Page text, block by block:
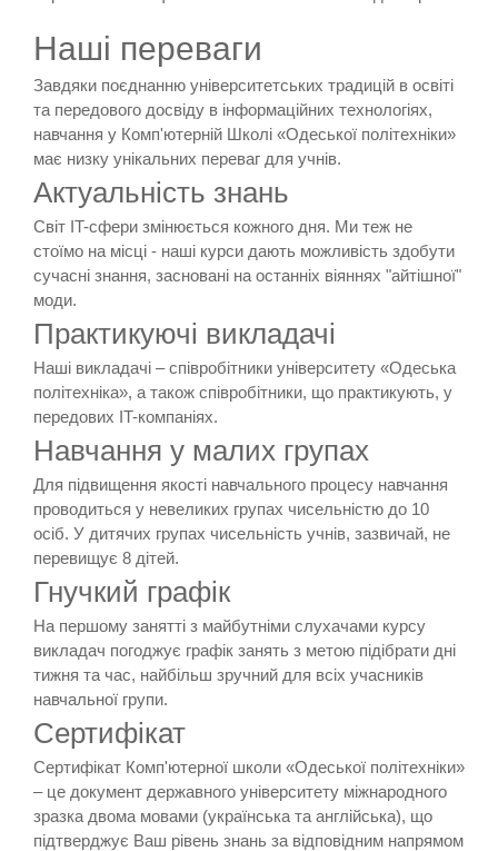
Наші переваги
Завдяки поєднанню університетських традицій в освіті
та передового досвіду в інформаційних технологіях,
навчання у Комп'ютерній Школі «Одеської політехніки»
має низку унікальних переваг для учнів.
Актуальність знань
Світ IT-сфери змінюється кожного дня. Ми теж не
стоїмо на місці - наші курси дають можливість здобути
сучасні знання, засновані на останніх віяннях "айтішної"
моди.
Практикуючі викладачі
Наші викладачі – співробітники університету «Одеська
політехніка», а також співробітники, що практикують, у
передових IT-компаніях.
Навчання у малих групах
Для підвищення якості навчального процесу навчання
проводиться у невеликих групах чисельністю до 10
осіб. У дитячих групах чисельність учнів, зазвичай, не
перевищує 8 дітей.
Гнучкий графік
На першому занятті з майбутніми слухачами курсу
викладач погоджує графік занять з метою підібрати дні
тижня та час, найбільш зручний для всіх учасників
навчальної групи.
Сертифікат
Сертифікат Комп'ютерної школи «Одеської політехніки»
– це документ державного університету міжнародного
зразка двома мовами (українська та англійська), що
підтверджує Ваш рівень знань за відповідним напрямом